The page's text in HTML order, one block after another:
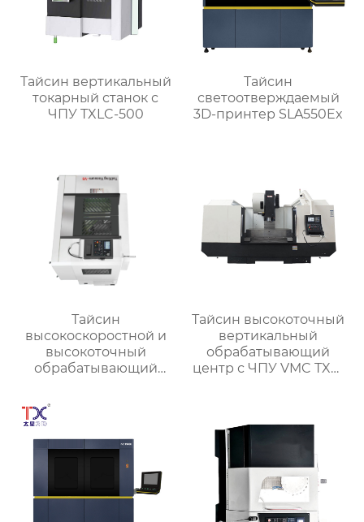
Тайсин вертикальный
токарный станок с
ЧПУ TXLC-500
Тайсин
светоотверждаемый
3D-принтер SLA550Ex
Тайсин
высокоскоростной и
высокоточный
обрабатывающий
деталей TX-V8
Тайсин высокоточный
вертикальный
обрабатывающий
центр с ЧПУ VMC TXP-